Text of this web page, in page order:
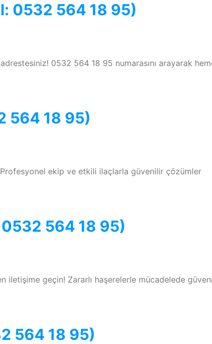
0532 564 18 95)
0532 564 18 95 numarasını arayarak
564 18 95)
ekip ve etkili ilaçlarla güvenilir çözümler
564 18 95)
geçin! Zararlı haşerelerle mücadelede
564 18 95)